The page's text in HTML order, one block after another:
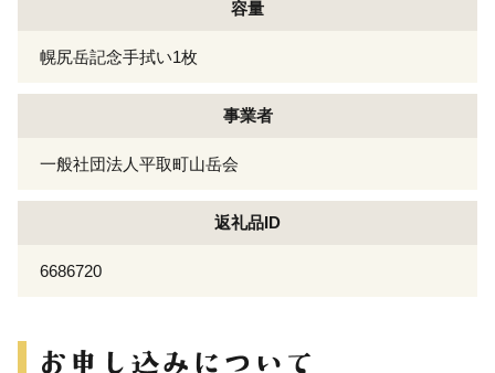
容量
幌尻岳記念手拭い1枚
事業者
一般社団法人平取町山岳会
返礼品ID
6686720